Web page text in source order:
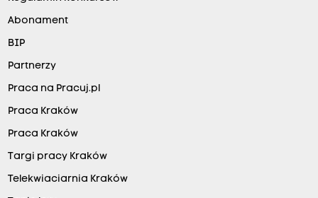
Abonament
BIP
Partnerzy
Praca na Pracuj.pl
Praca Kraków
Praca Kraków
Targi pracy Kraków
Telekwiaciarnia Kraków